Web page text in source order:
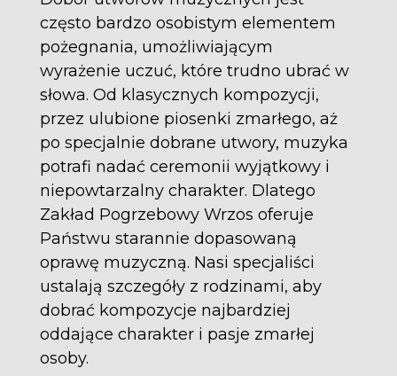
często bardzo osobistym elementem
pożegnania, umożliwiającym
wyrażenie uczuć, które trudno ubrać w
słowa. Od klasycznych kompozycji,
przez ulubione piosenki zmarłego, aż
po specjalnie dobrane utwory, muzyka
potrafi nadać ceremonii wyjątkowy i
niepowtarzalny charakter. Dlatego
Zakład Pogrzebowy Wrzos oferuje
Państwu starannie dopasowaną
oprawę muzyczną. Nasi specjaliści
ustalają szczegóły z rodzinami, aby
dobrać kompozycje najbardziej
oddające charakter i pasje zmarłej
osoby.